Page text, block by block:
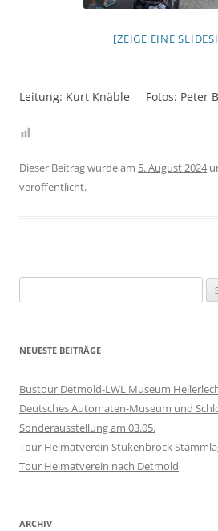
[ZEIGE EINE
Leitung: Kurt Knäble Fotos: Peter
Dieser Beitrag wurde am 5. August 2024
veröffentlicht.
nach:
NEUESTE BEITRÄGE
Bustour Detmold-LWL Museum
Deutsches Automaten-Museum und
Sonderausstellung am 03.05.
Tour Heimatverein Stukenbrock
Tour Heimatverein nach Detmold
ARCHIV